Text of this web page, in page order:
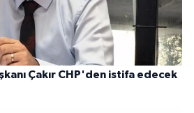
Çakır CHP'den istifa edecek